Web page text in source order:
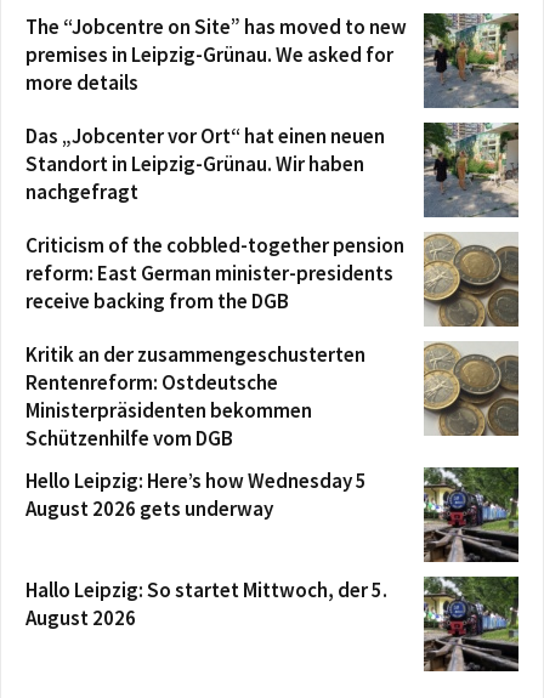
The “Jobcentre on Site” has moved to new
premises in Leipzig-Grünau. We asked for
more details
Das „Jobcenter vor Ort“ hat einen neuen
Standort in Leipzig-Grünau. Wir haben
nachgefragt
Criticism of the cobbled-together pension
reform: East German minister-presidents
receive backing from the DGB
Kritik an der zusammengeschusterten
Rentenreform: Ostdeutsche
Ministerpräsidenten bekommen
Schützenhilfe vom DGB
Hello Leipzig: Here’s how Wednesday 5
August 2026 gets underway
Hallo Leipzig: So startet Mittwoch, der 5.
August 2026